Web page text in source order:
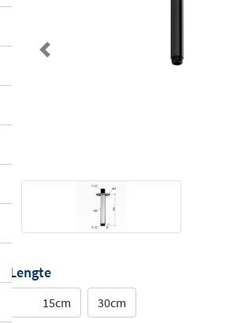
Previous
Lengte
15cm 30cm